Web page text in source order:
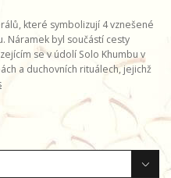
které symbolizují 4 vznešené
Náramek byl součástí cesty
se v údolí Solo Khumbu v
a duchovních rituálech, jejichž